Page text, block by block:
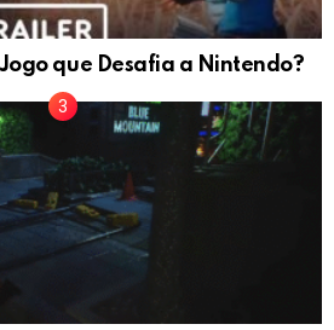
que Desafia a Nintendo?